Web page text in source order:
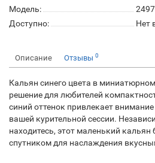
Модель:
Доступно:
Нет
Описание Отзывы 0
Кальян синего цвета в
решение для любителей
синий оттенок привлекает
вашей курительной сессии.
находитесь, этот маленький
спутником для наслаждения